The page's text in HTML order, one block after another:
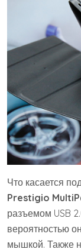
Что касается
Prestigio
разъемом USB
вероятностью
мышкой. Также